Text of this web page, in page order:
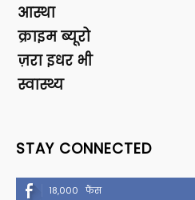
आस्था
क्राइम ब्यूरो
ज़रा इधर भी
स्वास्थ्य
STAY CONNECTED
18,000 फैंस